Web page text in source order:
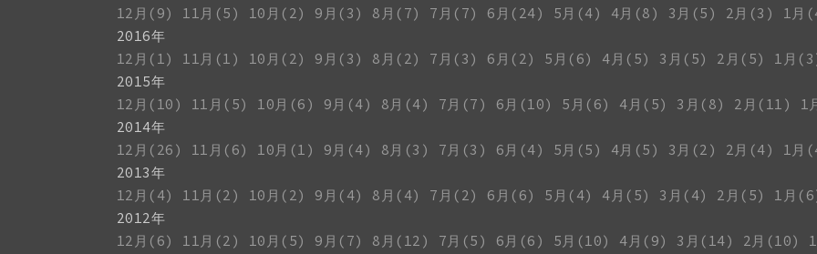
12月(9)
11月(5) 10月(2) 9月(3) 8月(7) 7月(7) 6月(24) 5月(4) 4月(8) 3月(5) 2月(3)
1月
2016年
12月(1)
11月(1) 10月(2) 9月(3) 8月(2) 7月(3) 6月(2) 5月(6) 4月(5) 3月(5) 2月(5)
1月
2015年
12月(10)
11月(5) 10月(6) 9月(4) 8月(4) 7月(7) 6月(10) 5月(6) 4月(5) 3月(8) 2月(11)
1
2014年
12月(26)
11月(6) 10月(1) 9月(4) 8月(3) 7月(3) 6月(4) 5月(5) 4月(5) 3月(2) 2月(4)
1月
2013年
12月(4)
11月(2) 10月(2) 9月(4) 8月(4) 7月(2) 6月(6) 5月(4) 4月(5) 3月(4) 2月(5)
1月
2012年
12月(6)
11月(2) 10月(5) 9月(7) 8月(12) 7月(5) 6月(6) 5月(10) 4月(9) 3月(14) 2月(10)